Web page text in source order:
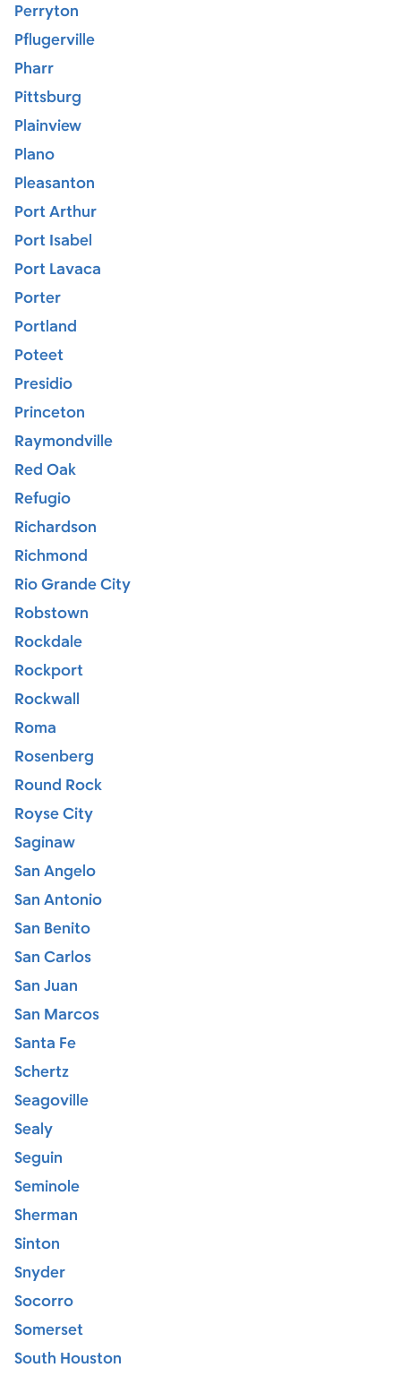
Perryton
Pflugerville
Pharr
Pittsburg
Plainview
Plano
Pleasanton
Port Arthur
Port Isabel
Port Lavaca
Porter
Portland
Poteet
Presidio
Princeton
Raymondville
Red Oak
Refugio
Richardson
Richmond
Rio Grande City
Robstown
Rockdale
Rockport
Rockwall
Roma
Rosenberg
Round Rock
Royse City
Saginaw
San Angelo
San Antonio
San Benito
San Carlos
San Juan
San Marcos
Santa Fe
Schertz
Seagoville
Sealy
Seguin
Seminole
Sherman
Sinton
Snyder
Socorro
Somerset
South Houston